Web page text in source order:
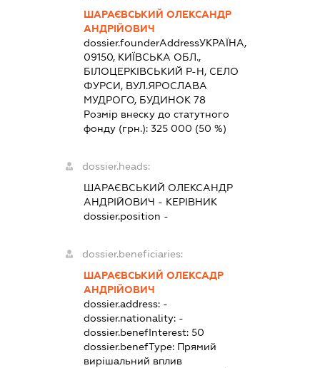
ШАРАЄВСЬКИЙ ОЛЕКСАНДР
АНДРІЙОВИЧ
dossier.founderAddressУКРАЇНА,
09150, КИЇВСЬКА ОБЛ.,
БІЛОЦЕРКІВСЬКИЙ Р-Н, СЕЛО
ФУРСИ, ВУЛ.ЯРОСЛАВА
МУДРОГО, БУДИНОК 78
Розмір внеску до статутного
фонду (грн.):325 000 (50 %)
dossier.heads:
ШАРАЄВСЬКИЙ ОЛЕКСАНДР
АНДРІЙОВИЧ - КЕРІВНИК
dossier.position -
dossier.beneficiaries:
ШАРАЄВСЬКИЙ ОЛЕКСАДР
АНДРІЙОВИЧ
dossier.address: -
dossier.nationality: -
dossier.benefInterest:50
dossier.benefType: Прямий
вирішальний вплив